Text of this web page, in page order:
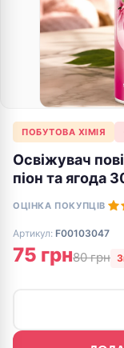
ПОБУТОВА ХІМІЯ
Освіжувач
піон та ягода
ОЦІНКА ПОКУПЦІВ
Артикул: F00103047
75 грн80 грн